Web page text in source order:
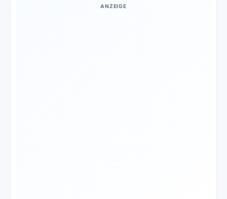
ANZEIGE